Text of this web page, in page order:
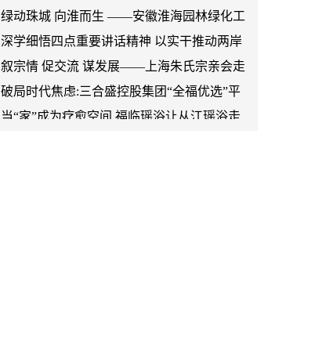
程有限公司发展纪实
深学细悟四点重要讲话精神 以实干推动两岸
融合发展
叙宗情 促交流 谋发展——上海朱氏宗亲会走
进上海晨烨家具有限公司
破局时代焦虑:三合盛控股集团“全福优选”平
台正式启航
当“家”成为疗愈空间,福临瑶浴让从江瑶浴走
进日常生活
“东芳健绿舱,启程新健康”——上海东芳健绿